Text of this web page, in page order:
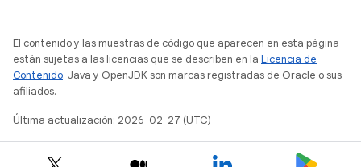
El contenido y las muestras de código que aparecen en esta página
están sujetas a las licencias que se describen en la Licencia de
Contenido. Java y OpenJDK son marcas registradas de Oracle o sus
afiliados.
Última actualización: 2026-02-27 (UTC)